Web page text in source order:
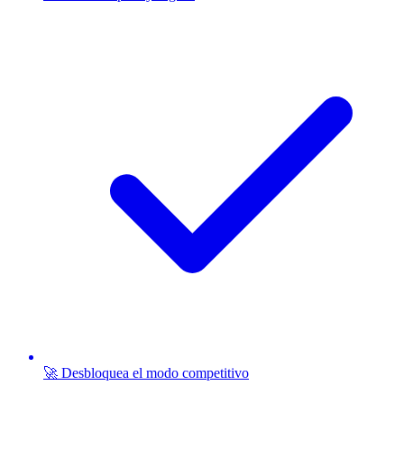
🚀 Desbloquea el modo competitivo